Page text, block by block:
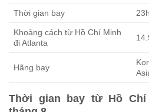
Thời gian bay
Khoảng cách từ Hồ Chí Minh
đi Atlanta
Hãng bay
Thời gian bay từ Hồ